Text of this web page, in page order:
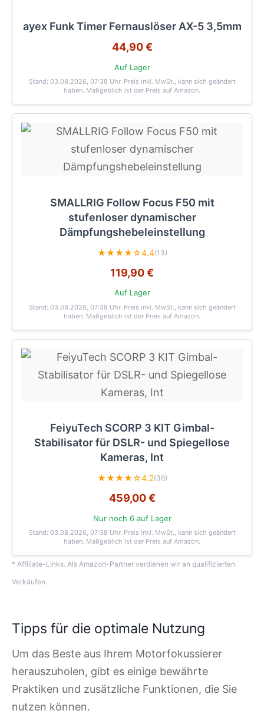
ayex Funk Timer Fernauslöser AX-5 3,5mm
44,90 €
Auf Lager
Stand: 03.08.2026, 07:38 Uhr. Preis inkl. MwSt., kann sich geändert
haben. Maßgeblich ist der Preis auf Amazon.
SMALLRIG Follow Focus F50 mit
stufenloser dynamischer
Dämpfungshebeleinstellung
★★★★☆4.4(13)
119,90 €
Auf Lager
Stand: 03.08.2026, 07:38 Uhr. Preis inkl. MwSt., kann sich geändert
haben. Maßgeblich ist der Preis auf Amazon.
FeiyuTech SCORP 3 KIT Gimbal-
Stabilisator für DSLR- und Spiegellose
Kameras, Int
★★★★☆4.2(36)
459,00 €
Nur noch 6 auf Lager
Stand: 03.08.2026, 07:38 Uhr. Preis inkl. MwSt., kann sich geändert
haben. Maßgeblich ist der Preis auf Amazon.
* Affiliate-Links. Als Amazon-Partner verdienen wir an qualifizierten
Verkäufen.
Tipps für die optimale Nutzung
Um das Beste aus Ihrem Motorfokussierer
herauszuholen, gibt es einige bewährte
Praktiken und zusätzliche Funktionen, die Sie
nutzen können.